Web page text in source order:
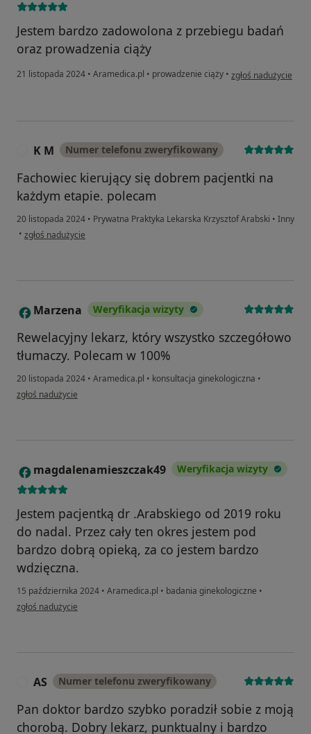
Jestem bardzo zadowolona z przebiegu badań
oraz prowadzenia ciąży
21 listopada 2024 • Aramedica.pl • prowadzenie ciąży • w opinii
zgłoś nadużycie
K M Numer telefonu zweryfikowany
Fachowiec kierujący się dobrem pacjentki na
każdym etapie. polecam
20 listopada 2024 • Prywatna Praktyka Lekarska Krzysztof Arabski • Inny
• w opinii użytkownika K M
zgłoś nadużycie
M Marzena Weryfikacja wizyty
Rewelacyjny lekarz, który wszystko szczegółowo
tłumaczy. Polecam w 100%
20 listopada 2024 • Aramedica.pl • konsultacja ginekologiczna •
w opinii użytkownika Marzena
zgłoś nadużycie
M magdalenamieszczak49 Weryfikacja wizyty
Jestem pacjentką dr .Arabskiego od 2019 roku
do nadal. Przez cały ten okres jestem pod
bardzo dobrą opieką, za co jestem bardzo
wdzięczna.
15 października 2024 • Aramedica.pl • badania ginekologiczne •
w opinii użytkownika magdalenamieszczak49
zgłoś nadużycie
AS Numer telefonu zweryfikowany
Pan doktor bardzo szybko poradził sobie z moją
chorobą. Dobry lekarz, punktualny i bardzo